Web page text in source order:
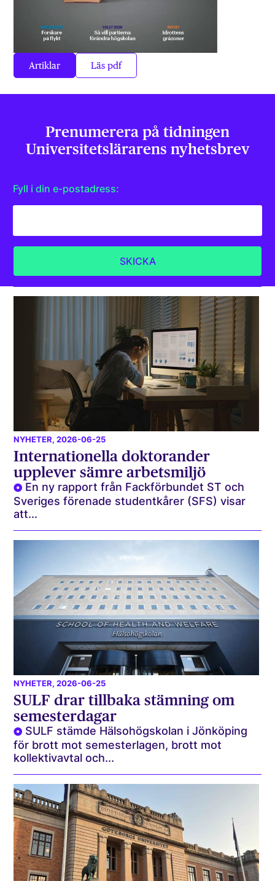
Artiklar Läs pdf
Prenumerera på tidningen
Universitets­lärarens nyhetsbrev
Fyll i din e-postadress:
NYHETER, 2026-06-25
Internationella doktorander
upplever sämre arbetsmiljö
En ny rapport från Fackförbundet ST och
Sveriges förenade studentkårer (SFS) visar
att...
NYHETER, 2026-06-25
SULF drar tillbaka stämning om
semesterdagar
SULF stämde Hälsohögskolan i Jönköping
för brott mot semesterlagen, brott mot
kollektivavtal och...